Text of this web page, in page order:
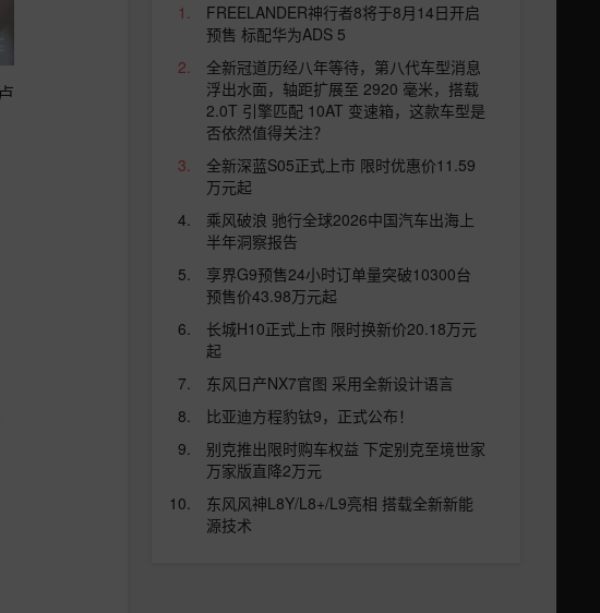
FREELANDER神行者8将于8月14日开启
预售 标配华为ADS 5
全新冠道历经八年等待，第八代车型消息
浮出水面，轴距扩展至 2920 毫米，搭载
2.0T 引擎匹配 10AT 变速箱，这款车型是
否依然值得关注？
全新深蓝S05正式上市 限时优惠价11.59
万元起
乘风破浪 驰行全球2026中国汽车出海上
半年洞察报告
享界G9预售24小时订单量突破10300台
预售价43.98万元起
长城H10正式上市 限时换新价20.18万元
起
东风日产NX7官图 采用全新设计语言
比亚迪方程豹钛9，正式公布！
别克推出限时购车权益 下定别克至境世家
万家版直降2万元
东风风神L8Y/L8+/L9亮相 搭载全新新能
源技术